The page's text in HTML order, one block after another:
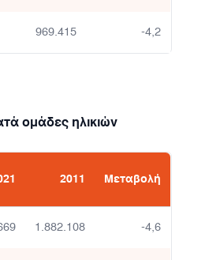
969.415 -4,2
ομάδες ηλικιών
2011 Μεταβολή
1.882.108 -4,6